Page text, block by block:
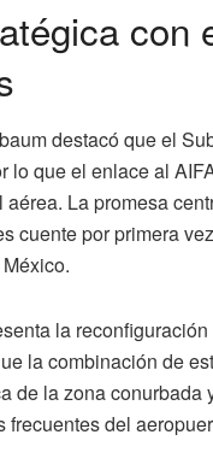
con
destacó que el
lo que el enlace al
La promesa
cuente por primera
la
la combinación de
de la zona
del